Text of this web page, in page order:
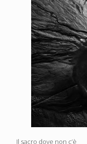
Il sacro dove non c’è